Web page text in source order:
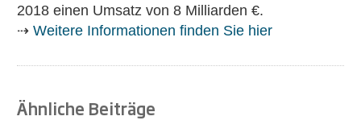
2018 einen Umsatz von 8 Milliarden €.
⇢ Weitere Informationen finden Sie hier
Ähnliche Beiträge